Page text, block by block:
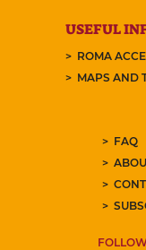
USEFUL
ROMA
MAPS AND
FAQ